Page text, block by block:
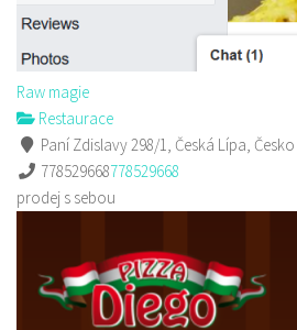
Raw magie
Restaurace
Paní Zdislavy 298/1, Česká Lípa, Česko
778529668778529668
prodej s sebou